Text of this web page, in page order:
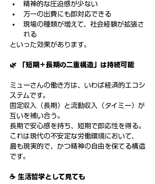
精神的な圧迫感が少ない
万一の出費にも即対応できる
現場の種類が増えて、社会経験が拡張さ
れる
といった効果があります。
🌿 「短期＋長期の二重構造」は持続可能
ミューさんの働き方は、いわば経済的エコシ
ステムです。
固定収入（長期）と流動収入（タイミー）が
互いを補い合う。
長期で安心感を持ち、短期で即応性を得る。
これは現代の不安定な労働環境において、
最も現実的で、かつ精神の自由を保てる構造
です。
☕ 生活哲学として見ても